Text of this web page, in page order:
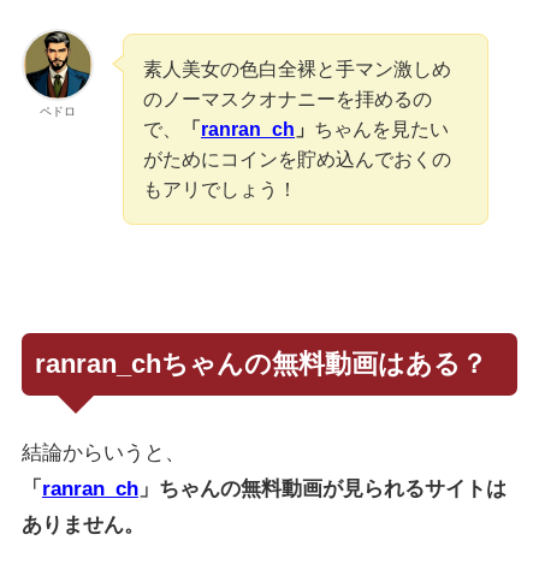
ペドロ
素人美女の色白全裸と手マン激しめ
のノーマスクオナニーを拝めるの
で、
「 ranran_ch 」 ちゃんを見たい
がためにコインを貯め込んでおくの
もアリでしょう！
ranran_chちゃんの無料動画はある？
結論からいうと、
「 ranran_ch」 ちゃんの無料動画が見られるサイトは
ありません。